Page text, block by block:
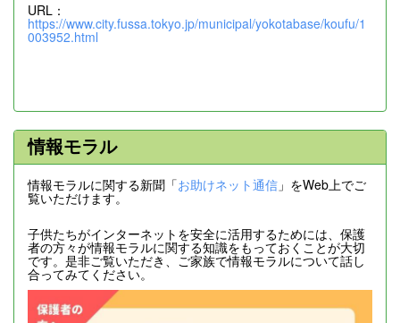
URL：
https://www.city.fussa.tokyo.jp/municipal/yokotabase/koufu/1
003952.html
情報モラル
情報モラルに関する新聞「お助けネット通信 」をWeb上でご
覧いただけます。
子供たちがインターネットを安全に活用するためには、保護
者の方々が情報モラルに関する知識をもっておくことが大切
です。是非ご覧いただき、ご家族で情報モラルについて話し
合ってみてください。